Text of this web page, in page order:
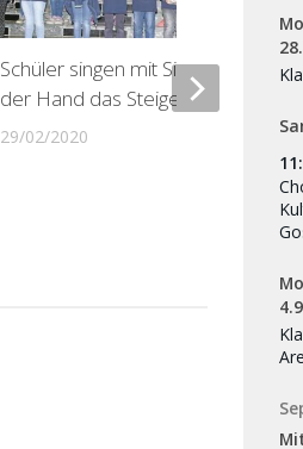
Schüler singen mit Silberbrocken in
der Hand das Steigerlied
29/02/2020
28.
4.